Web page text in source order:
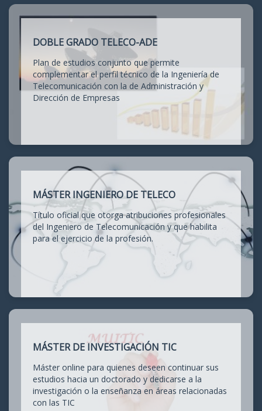
DOBLE GRADO TELECO-ADE
Plan de estudios conjunto que permite
complementar el perfil técnico de la Ingeniería de
Telecomunicación con la de Administración y
Dirección de Empresas
MÁSTER INGENIERO DE TELECO
Título oficial que otorga atribuciones profesionales
del Ingeniero de Telecomunicación y que habilita
para el ejercicio de la profesión.
MÁSTER DE INVESTIGACIÓN TIC
Máster online para quienes deseen continuar sus
estudios hacia un doctorado y dedicarse a la
investigación o la enseñanza en áreas relacionadas
con las TIC